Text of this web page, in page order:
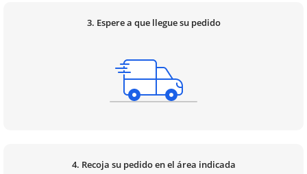
3. Espere a que llegue su pedido
4. Recoja su pedido en el área indicada